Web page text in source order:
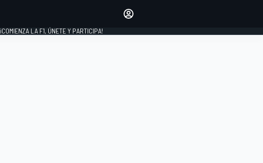
INICIAR SESIÓN
¡COMIENZA LA F1, ÚNETE Y PARTICIPA!